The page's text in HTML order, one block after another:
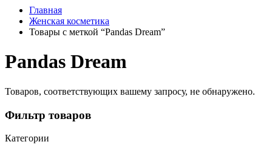
Главная
Женская косметика
Товары с меткой “Pandas Dream”
Pandas Dream
Товаров, соответствующих вашему запросу, не обнаружено.
Фильтр товаров
Категории